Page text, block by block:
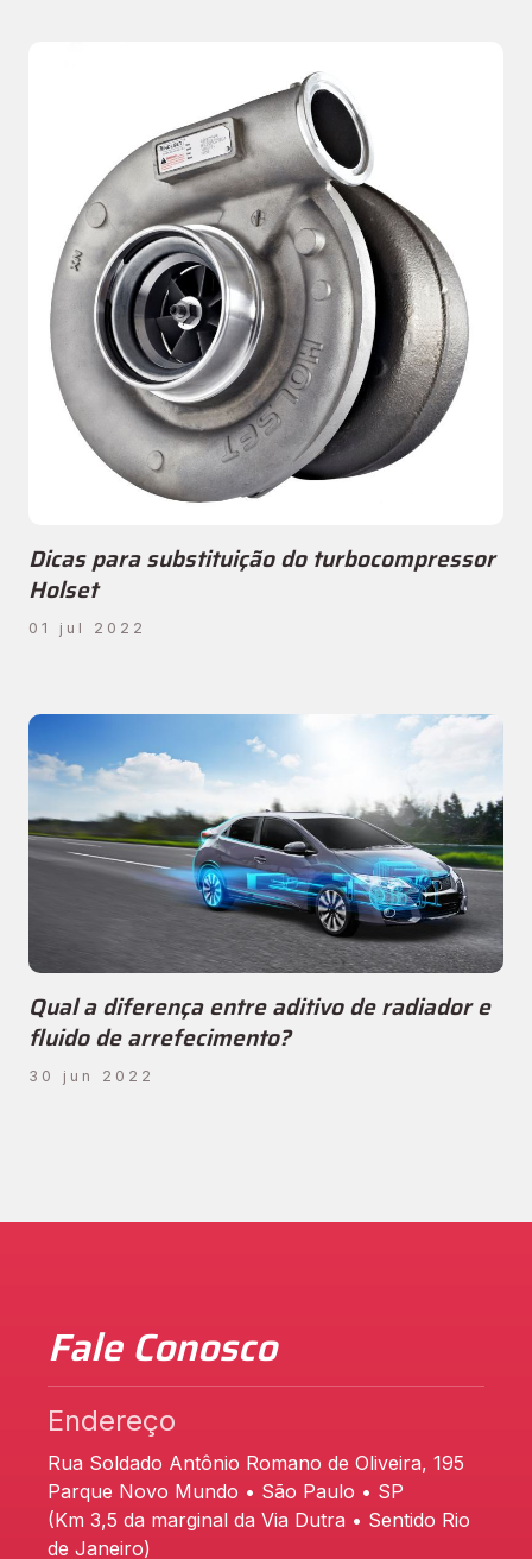
Dicas para substituição do turbocompressor
Holset
01 jul 2022
Qual a diferença entre aditivo de radiador e
fluido de arrefecimento?
30 jun 2022
Fale Conosco
Endereço
Rua Soldado Antônio Romano de Oliveira, 195
Parque Novo Mundo • São Paulo • SP
(Km 3,5 da marginal da Via Dutra • Sentido Rio
de Janeiro)